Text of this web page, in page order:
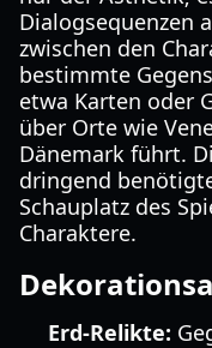
Dialogsequenzen
zwischen den
bestimmte
etwa Karten oder
über Orte wie
Dänemark führt.
dringend
Schauplatz des
Charaktere.
Erd-Relikte: